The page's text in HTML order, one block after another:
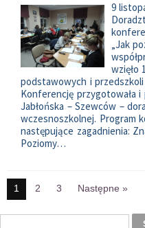
9
„Jak
wzięło
podstawowych i
Konferencję przygotowała i
Jabłońska – Szewców –
wczesnoszkolnej. Program
następujące zagadnienia:
Poziomy…
1 2 3 Następne »